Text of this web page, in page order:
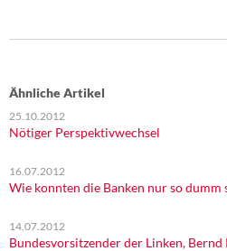
Ähnliche Artikel
25.10.2012
Nötiger Perspektivwechsel
16.07.2012
Wie konnten die Banken nur so dumm
14.07.2012
Bundesvorsitzender der Linken, Bernd